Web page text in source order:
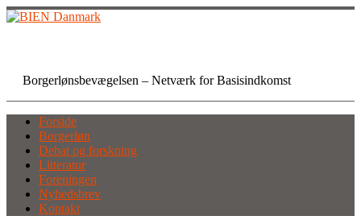
Skip
to
Borgerlønsbevægelsen – Netværk for Basisindkomst
Forside
Borgerløn
Debat og forskning
Litteratur
Foreningen
Nyhedsbrev
Kontakt